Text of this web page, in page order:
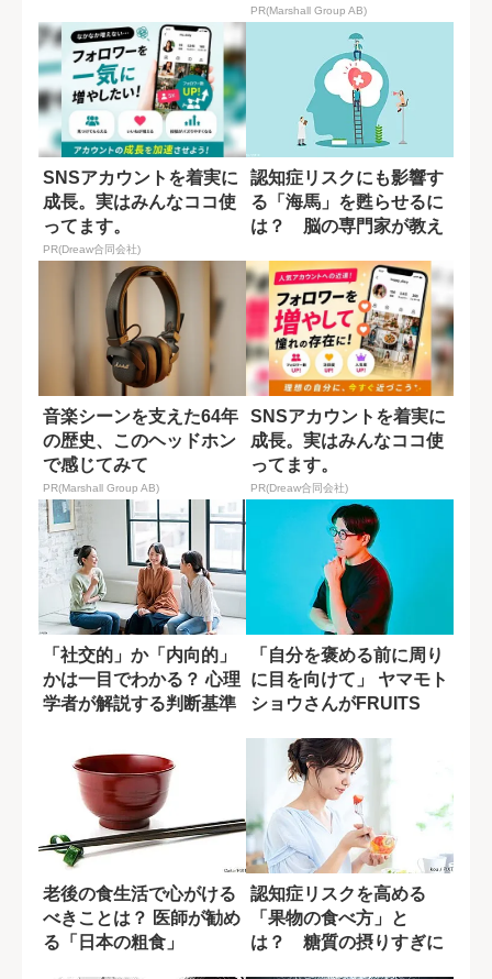
PR(Marshall Group AB)
SNSアカウントを着実に
成長。実はみんなココ使
ってます。
PR(Dreaw合同会社)
認知症リスクにも影響す
る「海馬」を甦らせるに
は？ 脳の専門家が教え
音楽シーンを支えた64年
の歴史、このヘッドホン
で感じてみて
PR(Marshall Group AB)
SNSアカウントを着実に
成長。実はみんなココ使
ってます。
PR(Dreaw合同会社)
「社交的」か「内向的」
かは一目でわかる？ 心理
学者が解説する判断基準
「自分を褒める前に周り
に目を向けて」 ヤマモト
ショウさんがFRUITS
老後の食生活で心がける
べきことは？ 医師が勧め
る「日本の粗食」
認知症リスクを高める
「果物の食べ方」と
は？ 糖質の摂りすぎに